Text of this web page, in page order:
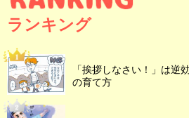
ランキング
「挨拶しなさい！」は逆
の育て方